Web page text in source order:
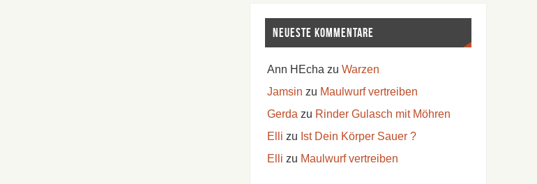
Neueste Kommentare
Ann HEcha zu Warzen
Jamsin zu Maulwurf vertreiben
Gerda zu Rinder Gulasch mit Möhren
Elli zu Ist Dein Körper Sauer ?
Elli zu Maulwurf vertreiben